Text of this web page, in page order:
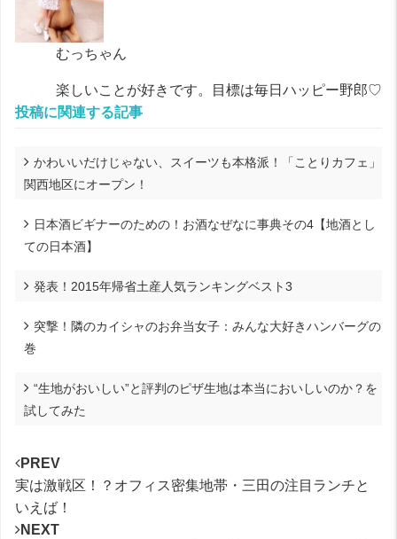
むっちゃん
楽しいことが好きです。目標は毎日ハッピー野郎♡
投稿に関連する記事
かわいいだけじゃない、スイーツも本格派！「ことりカフェ」
関西地区にオープン！
日本酒ビギナーのための！お酒なぜなに事典その4【地酒とし
ての日本酒】
発表！2015年帰省土産人気ランキングベスト3
突撃！隣のカイシャのお弁当女子：みんな大好きハンバーグの
巻
“生地がおいしい”と評判のピザ生地は本当においしいのか？を
試してみた
PREV
実は激戦区！？オフィス密集地帯・三田の注目ランチと
いえば！
NEXT